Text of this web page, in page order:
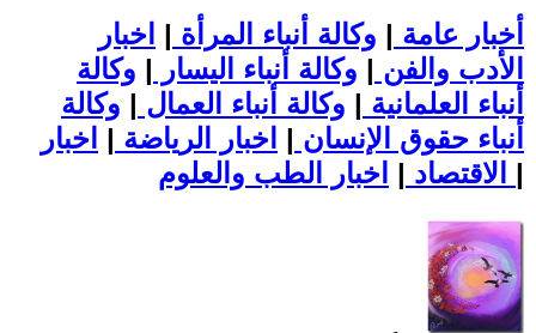
أخبار عامة | وكالة أنباء المرأة | اخبار
الأدب والفن | وكالة أنباء اليسار | وكالة
أنباء العلمانية | وكالة أنباء العمال | وكالة
أنباء حقوق الإنسان | اخبار الرياضة | اخبار
الاقتصاد | |